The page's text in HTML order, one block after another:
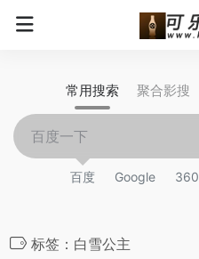
常用搜索 聚合影搜
百度 Google 360
标签：白雪公主